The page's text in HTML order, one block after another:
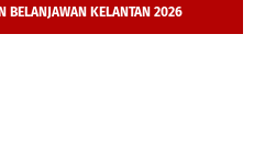
BELANJAWAN KELANTAN 2026